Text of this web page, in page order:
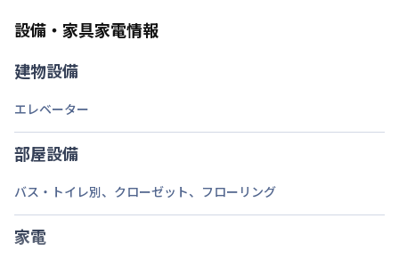
禁煙・喫煙
交通
定員
駐車場
次回更新日
情報更新日より14日以内
情報更新日 2026年7月25日
設備・家具家電情報
建物設備
エレベーター
部屋設備
バス・トイレ別、 クローゼット、 フローリング
家電